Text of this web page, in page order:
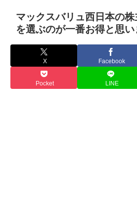
マックスバリュ西日本の
を選ぶのが一番お得と思い
X Facebook
Pocket LINE